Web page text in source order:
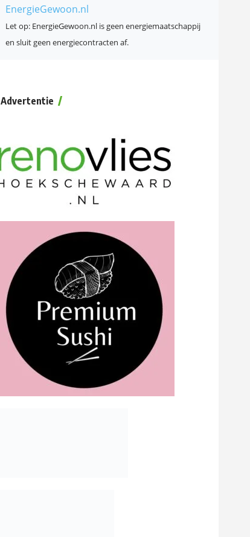
EnergieGewoon.nl
Let op: EnergieGewoon.nl is geen energiemaatschappij
en sluit geen energiecontracten af.
Advertentie